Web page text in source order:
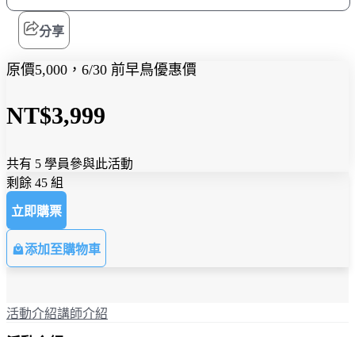
分享
原價5,000，6/30 前早鳥優惠價
NT$3,999
共有 5 學員參與此活動
剩餘 45 組
立即購票
添加至購物車
活動介紹講師介紹